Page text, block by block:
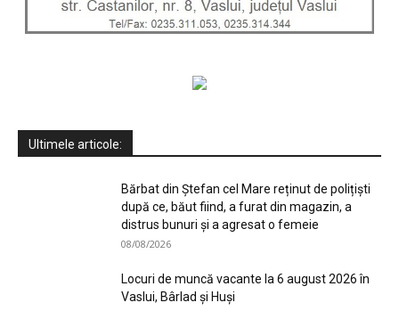
Ultimele articole:
Bărbat din Ștefan cel Mare reținut de polițiști
după ce, băut fiind, a furat din magazin, a
distrus bunuri și a agresat o femeie
08/08/2026
Locuri de muncă vacante la 6 august 2026 în
Vaslui, Bârlad și Huși